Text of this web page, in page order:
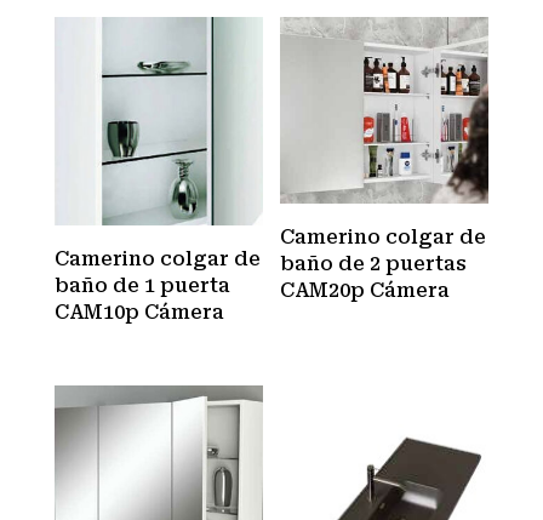
Camerino colgar de
baño de 1 puerta
CAM10p Cámera
Camerino colgar de
baño de 2 puertas
CAM20p Cámera